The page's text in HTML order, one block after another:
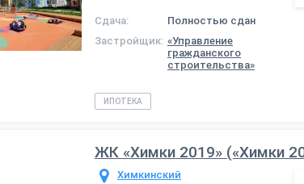
Сдача:
Полностью сдан
Застройщик: «Управление
гражданского
строительства»
ИПОТЕКА
ЖК «Химки 2019» («Химки
Химкинский